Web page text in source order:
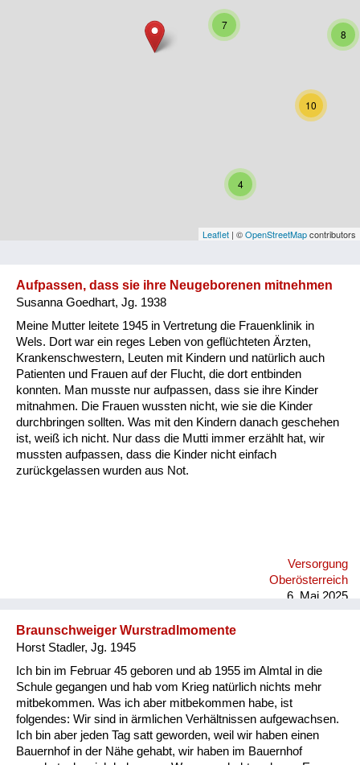
Kärnten
Vorarlberg
Kategorie
Besatzungsmächte
Frauen, Mütter, Kinder
Versorgung
Heimkehrer
Fluchtgeschichten
Wohnen
10
7
4
8
Leaflet | ©OpenStreetMapcontributors
Aufpassen, dass sie ihre Neugeborenen mitnehmen
Susanna Goedhart, Jg. 1938
Meine Mutter leitete 1945 in Vertretung die Frauenklinik in
Wels. Dort war ein reges Leben von geflüchteten Ärzten,
Krankenschwestern, Leuten mit Kindern und natürlich auch
Patienten und Frauen auf der Flucht, die dort entbinden
konnten. Man musste nur aufpassen, dass sie ihre Kinder
mitnahmen. Die Frauen wussten nicht, wie sie die Kinder
durchbringen sollten. Was mit den Kindern danach geschehen
ist, weiß ich nicht. Nur dass die Mutti immer erzählt hat, wir
mussten aufpassen, dass die Kinder nicht einfach
zurückgelassen wurden aus Not.
Versorgung
Oberösterreich
6. Mai 2025
Braunschweiger Wurstradlmomente
Horst Stadler, Jg. 1945
Ich bin im Februar 45 geboren und ab 1955 im Almtal in die
Schule gegangen und hab vom Krieg natürlich nichts mehr
mitbekommen. Was ich aber mitbekommen habe, ist
folgendes: Wir sind in ärmlichen Verhältnissen aufgewachsen.
Ich bin aber jeden Tag satt geworden, weil wir haben einen
Bauernhof in der Nähe gehabt, wir haben im Bauernhof